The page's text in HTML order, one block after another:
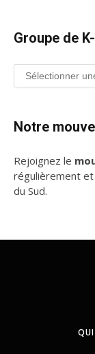
Groupe de
Groupe
de
Notre
Rejoignez le
régulièrement
du Sud.